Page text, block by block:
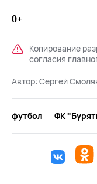
0+
Копирование
согласия
Автор: Сергей
футбол ФК